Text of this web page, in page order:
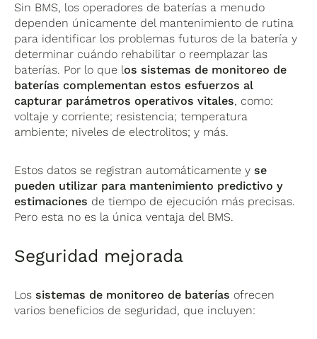
Sin BMS, los operadores de baterías a menudo
dependen únicamente del mantenimiento de rutina
para identificar los problemas futuros de la batería y
determinar cuándo rehabilitar o reemplazar las
baterías. Por lo que los sistemas de monitoreo de
baterías complementan estos esfuerzos al
capturar parámetros operativos vitales, como:
voltaje y corriente; resistencia; temperatura
ambiente; niveles de electrolitos; y más.
Estos datos se registran automáticamente yse
pueden utilizar para mantenimiento predictivo y
estimaciones de tiempo de ejecución más precisas.
Pero esta no es la única ventaja del BMS.
Seguridad mejorada
Lossistemas de monitoreo de baterías ofrecen
varios beneficios de seguridad, que incluyen: